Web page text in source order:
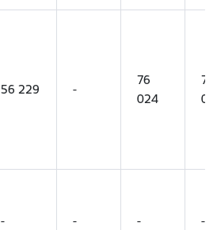
56 229 -
76
024
76
- - - -